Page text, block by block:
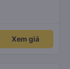
Xem giá